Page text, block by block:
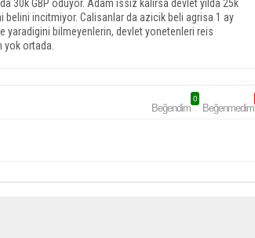
30k GBP oduyor. Adam issiz kalirsa devlet yilda 25k
incitmiyor. Calisanlar da azicik beli agrisa 1 ay
yaradigini bilmeyenlerin, devlet yonetenleri reis
ortada.
Beğendim
0
Beğenmedim